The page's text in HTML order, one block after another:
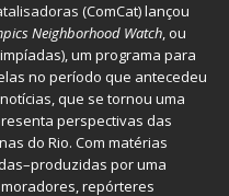
(ComCat) lançou
Neighborhood Watch, ou
um programa para
no período que antecedeu
que se tornou uma
perspectivas das
do Rio. Com matérias
por uma
repórteres